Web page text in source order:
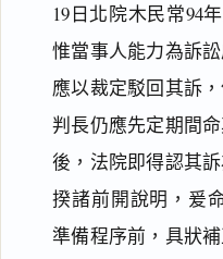
19日北院木民常94
惟當事人能力為訴
應以裁定駁回其訴
判長仍應先定期間
後，法院即得認其
揆諸前開說明，爰
準備程序前，具狀